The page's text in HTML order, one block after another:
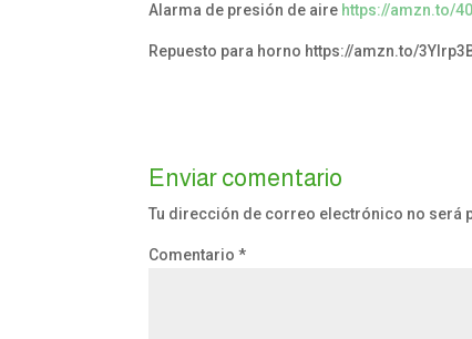
Alarma de presión de aire https://amzn.to/
Repuesto para horno https://amzn.to/
Enviar comentario
Tu dirección de correo electrónico no será
Comentario*